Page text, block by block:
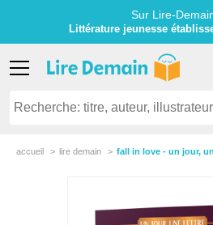
Sur Lire-
Littérature jeunesse
accueil lire demain fall in love - un jour,